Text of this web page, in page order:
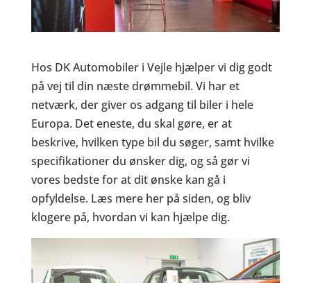
Hos DK Automobiler i Vejle hjælper vi dig godt
på vej til din næste drømmebil. Vi har et
netværk, der giver os adgang til biler i hele
Europa. Det eneste, du skal gøre, er at
beskrive, hvilken type bil du søger, samt hvilke
specifikationer du ønsker dig, og så gør vi
vores bedste for at dit ønske kan gå i
opfyldelse. Læs mere her på siden, og bliv
klogere på, hvordan vi kan hjælpe dig.